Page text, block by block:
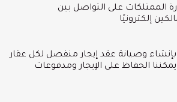
الممتلكات على التواصل بين
إلكترونيًا
بإنشاء وصيانة عقد إيجار منفصل لكل عقار
يمكننا الحفاظ على الإيجار ومدفوعات